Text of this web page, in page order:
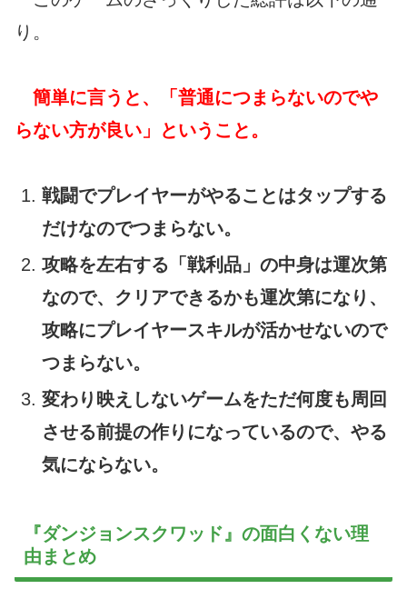
り。
簡単に言うと、「普通につまらないのでや
らない方が良い」ということ。
戦闘でプレイヤーがやることはタップする
だけなのでつまらない。
攻略を左右する「戦利品」の中身は運次第
なので、クリアできるかも運次第になり、
攻略にプレイヤースキルが活かせないので
つまらない。
変わり映えしないゲームをただ何度も周回
させる前提の作りになっているので、やる
気にならない。
『ダンジョンスクワッド』の面白くない理
由まとめ